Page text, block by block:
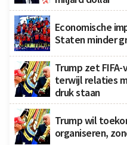
Economische
Staten minder
Trump zet
terwijl relaties
druk staan
Trump wil
organiseren,